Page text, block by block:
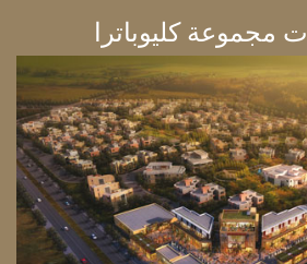
مجموعة كليوباترا